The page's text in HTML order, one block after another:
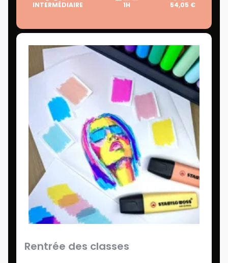
INTERMÉDIAIRE 1H 54,05 €
Rentrée des classes